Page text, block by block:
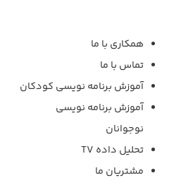
همکاری با ما
تماس با ما
آموزش برنامه نویسی کودکان
آموزش برنامه نویسی
نوجوانان
تحلیل داده TV
مشتریان ما